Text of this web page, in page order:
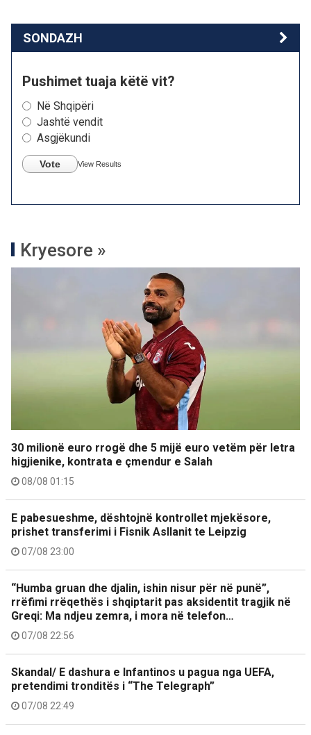
SONDAZH
Pushimet tuaja këtë vit?
Në Shqipëri
Jashtë vendit
Asgjëkundi
Vote View Results
Kryesore »
30 milionë euro rrogë dhe 5 mijë euro vetëm për letra
higjienike, kontrata e çmendur e Salah
08/08 01:15
E pabesueshme, dështojnë kontrollet mjekësore,
prishet transferimi i Fisnik Asllanit te Leipzig
07/08 23:00
“Humba gruan dhe djalin, ishin nisur për në punë”,
rrëfimi rrëqethës i shqiptarit pas aksidentit tragjik në
Greqi: Ma ndjeu zemra, i mora në telefon…
07/08 22:56
Skandal/ E dashura e Infantinos u pagua nga UEFA,
pretendimi tronditës i “The Telegraph”
07/08 22:49